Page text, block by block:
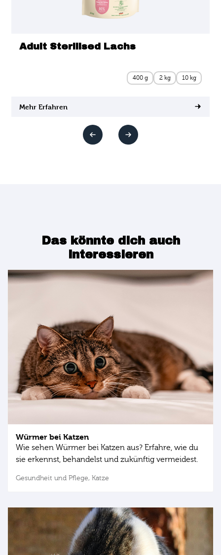
Adult Sterilised Lachs
400 g 2 kg 10 kg
Mehr Erfahren
Das könnte dich auch
interessieren
Würmer bei Katzen
Wie sehen Würmer bei Katzen aus? Erfahre, wie du
sie erkennst, behandelst und zukünftig vermeidest.
Gesundheit und Pflege, Katze